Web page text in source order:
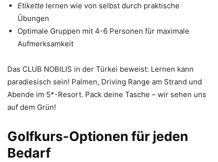
Etikette lernen wie von selbst durch praktische
Übungen
Optimale Gruppen mit 4-6 Personen für maximale
Aufmerksamkeit
Das CLUB NOBILIS in der Türkei beweist: Lernen kann
paradiesisch sein! Palmen, Driving Range am Strand und
Abende im 5*-Resort. Pack deine Tasche – wir sehen uns
auf dem Grün!
Golfkurs-Optionen für jeden
Bedarf